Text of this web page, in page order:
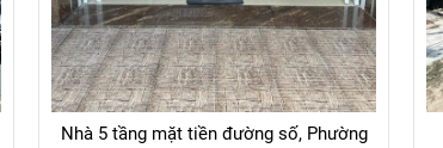
Nhà 5 tầng mặt tiền đường số, Phường